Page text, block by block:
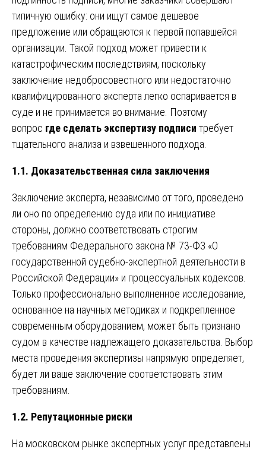
типичную ошибку: они ищут самое дешевое
предложение или обращаются к первой попавшейся
организации. Такой подход может привести к
катастрофическим последствиям, поскольку
заключение недобросовестного или недостаточно
квалифицированного эксперта легко оспаривается в
суде и не принимается во внимание. Поэтому
вопрос где сделать экспертизу подписи требует
тщательного анализа и взвешенного подхода.
1.1. Доказательственная сила заключения
Заключение эксперта, независимо от того, проведено
ли оно по определению суда или по инициативе
стороны, должно соответствовать строгим
требованиям Федерального закона № 73-ФЗ «О
государственной судебно-экспертной деятельности в
Российской Федерации» и процессуальных кодексов.
Только профессионально выполненное исследование,
основанное на научных методиках и подкрепленное
современным оборудованием, может быть признано
судом в качестве надлежащего доказательства. Выбор
места проведения экспертизы напрямую определяет,
будет ли ваше заключение соответствовать этим
требованиям.
1.2. Репутационные риски
На московском рынке экспертных услуг представлены